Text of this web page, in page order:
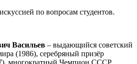
по вопросам студентов.
Васильев – выдающийся советский
(1986), серебряный призёр
многократный Чемпион СССР